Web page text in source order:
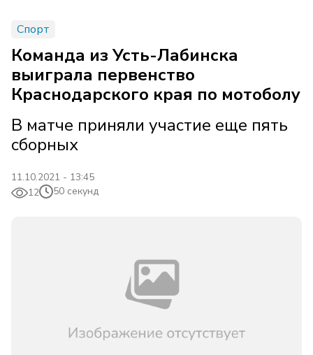
Спорт
Команда из Усть-Лабинска
выиграла первенство
Краснодарского края по мотоболу
В матче приняли участие еще пять
сборных
11.10.2021 - 13:45
12
50 секунд